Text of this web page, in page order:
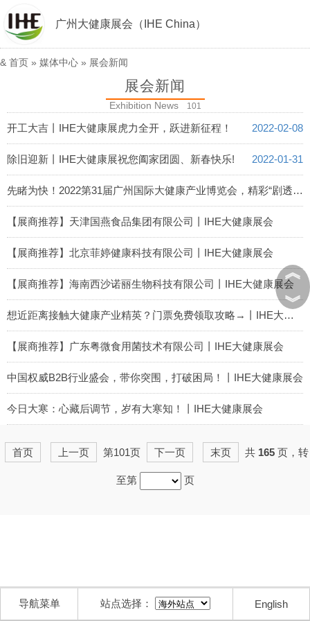
广州大健康展会（IHE China）
& 首页 » 媒体中心 » 展会新闻
展会新闻
Exhibition News 101
开工大吉丨IHE大健康展虎力全开，跃进新征程！ 2022-02-08
除旧迎新丨IHE大健康展祝您阖家团圆、新春快乐! 2022-01-31
先睹为快！2022第31届广州国际大健康产业博览会，精彩“剧透”！
2022-01-29
【展商推荐】天津国燕食品集团有限公司丨IHE大健康展会
2022-01-28
【展商推荐】北京菲婷健康科技有限公司丨IHE大健康展会
2022-01-27
【展商推荐】海南西沙诺丽生物科技有限公司丨IHE大健康展会
2022-01-26
想近距离接触大健康产业精英？门票免费领取攻略→丨IHE大健康展会
2022-01-25
【展商推荐】广东粤微食用菌技术有限公司丨IHE大健康展会
2022-01-24
中国权威B2B行业盛会，带你突围，打破困局！丨IHE大健康展会
2022-01-21
今日大寒：心藏后调节，岁有大寒知！丨IHE大健康展会
首页
上一页 第101页 下一页 末页 共 165 页，转
至第 页
︽
︾
导航菜单 站点选择： English